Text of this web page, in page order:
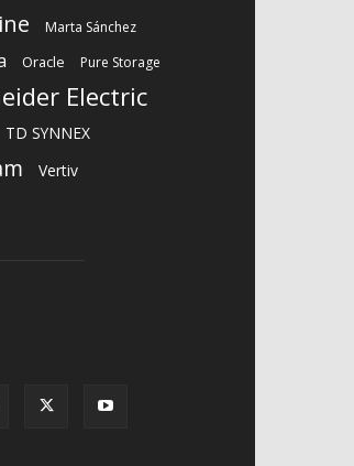
Marta Sánchez
Oracle Pure Storage
Electric
TD SYNNEX
Vertiv